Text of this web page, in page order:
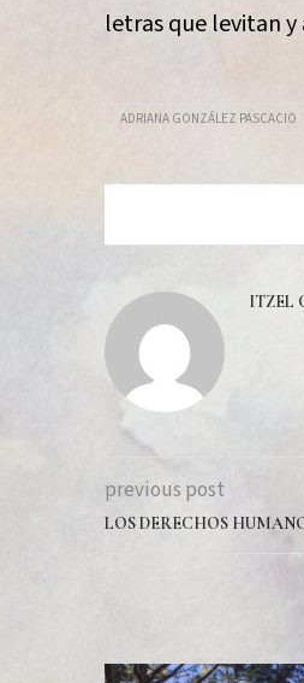
letras que levitan y
ADRIANA GONZÁLEZ PASCACIO
ITZEL
previous post
LOS DERECHOS